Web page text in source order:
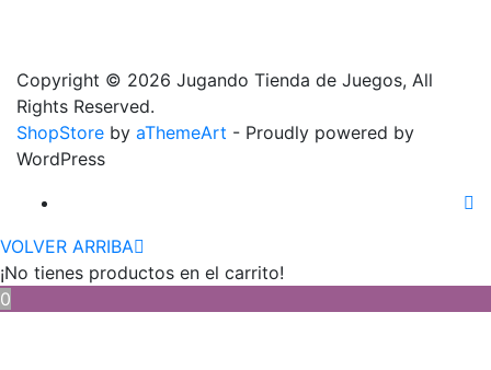
Copyright © 2026 Jugando Tienda de Juegos, All
Rights Reserved.
ShopStore by aThemeArt - Proudly powered by
WordPress
VOLVER ARRIBA
¡No tienes productos en el carrito!
0